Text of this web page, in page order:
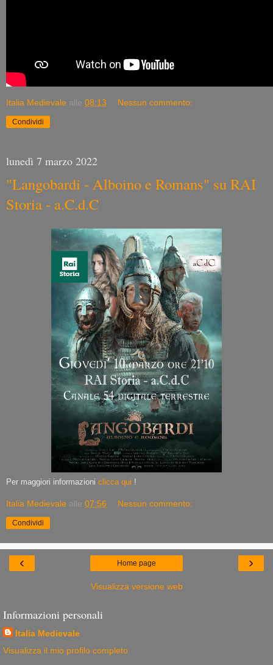
Italia Medievale alle 08:13 Nessun commento:
Condividi
lunedì 7 marzo 2022
"Langobardi - Alboino e Romans" su RAI
Storia - a.C.d.C
Per maggiori informazioni clicca qui !
Italia Medievale alle 07:56 Nessun commento:
Condividi
‹ ›
Home page
Visualizza versione web
Informazioni personali
Italia Medievale
Visualizza il mio profilo completo